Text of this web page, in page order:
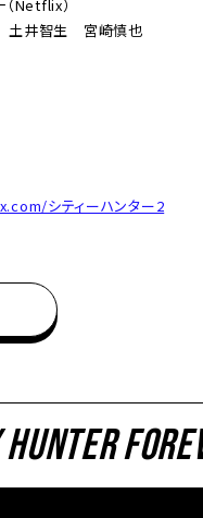
Netflix）
土井智生 宮崎慎也
シティーハンター2